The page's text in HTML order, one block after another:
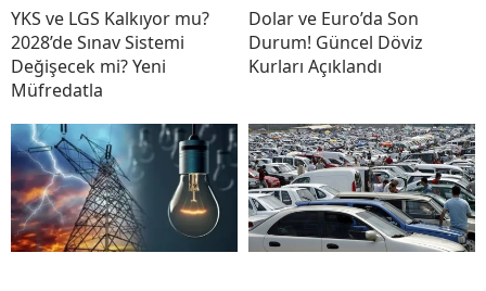
YKS ve LGS Kalkıyor mu?
2028’de Sınav Sistemi
Değişecek mi? Yeni
Müfredatla
Dolar ve Euro’da Son
Durum! Güncel Döviz
Kurları Açıklandı